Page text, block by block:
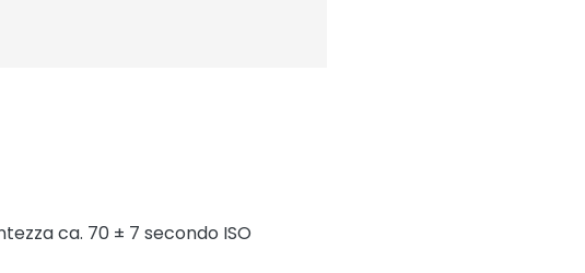
ca. 70 ± 7 secondo ISO